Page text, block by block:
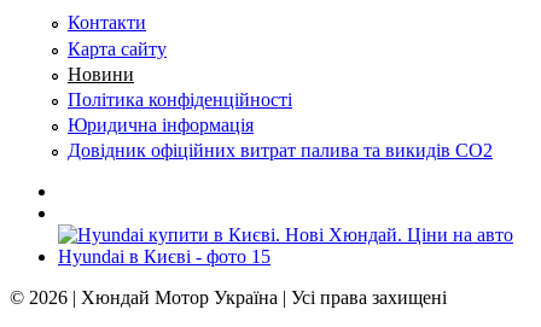
Контакти
Карта сайту
Новини
Політика конфіденційності
Юридична інформація
Довідник офіційних витрат палива та викидів СО2
© 2026 | Хюндай Мотор Україна | Усі права захищені